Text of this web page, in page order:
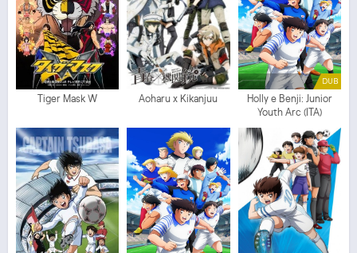
Tiger Mask W Aoharu x Kikanjuu
DUB
Holly e Benji: Junior
Youth Arc (ITA)